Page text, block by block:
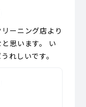
ーニング店より
思います。 い
れしいです。